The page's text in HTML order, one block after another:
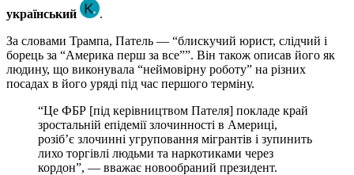
український
.
За словами Трампа, Патель — “блискучий юрист, слідчий і
борець за “Америка перш за все””. Він також описав його як
людину, що виконувала “неймовірну роботу” на різних
посадах в його уряді під час першого терміну.
“Це ФБР [під керівництвом Пателя] покладе край
зростальній епідемії злочинності в Америці,
розіб’є злочинні угруповання мігрантів і зупинить
лихо торгівлі людьми та наркотиками через
кордон”, — вважає новообраний президент.